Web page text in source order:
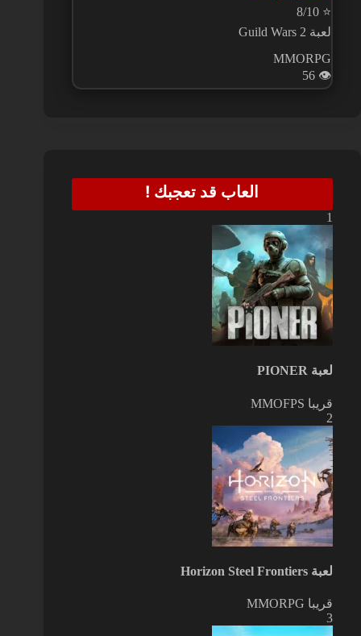
⭐
8/10
لعبة Guild Wars 2
MMORPG
👁️
56
العاب قد تعجبك !
1
لعبة PIONER
قريبا MMOFPS
2
لعبة Horizon Steel Frontiers
قريبا MMORPG
3